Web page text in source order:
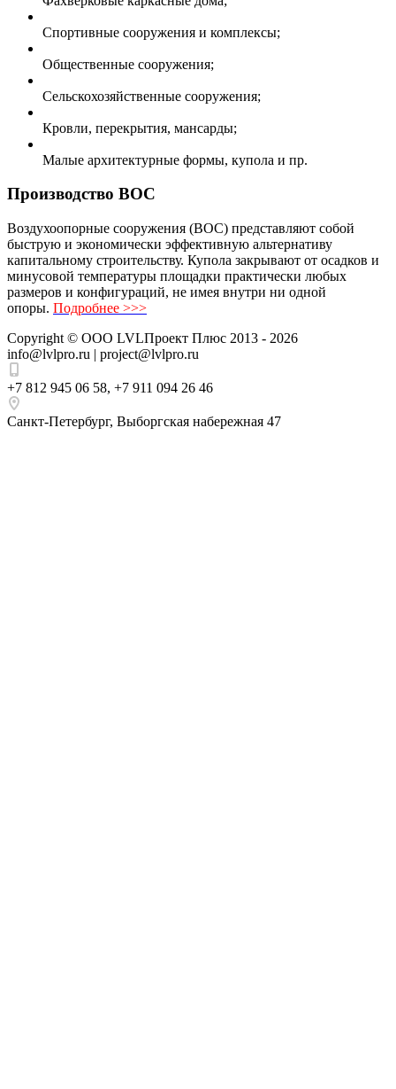
Спортивные сооружения и комплексы;
Общественные сооружения;
Сельскохозяйственные сооружения;
Кровли, перекрытия, мансарды;
Малые архитектурные формы, купола и пр.
Производство ВОС
Воздухоопорные сооружения (ВОС) представляют собой
быструю и экономически эффективную альтернативу
капитальному строительству. Купола закрывают от осадков и
минусовой температуры площадки практически любых
размеров и конфигураций, не имея внутри ни одной
опоры. Подробнее >>>
Copyright © ООО LVLПроект Плюс 2013 - 2026
info@lvlpro.ru | project@lvlpro.ru
+7 812 945 06 58, +7 911 094 26 46
Санкт-Петербург, Выборгская набережная 47